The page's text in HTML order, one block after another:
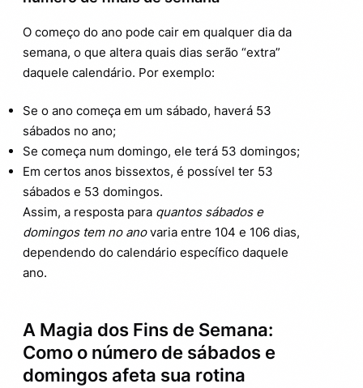
O começo do ano pode cair em qualquer dia da
semana, o que altera quais dias serão “extra”
daquele calendário. Por exemplo:
Se o ano começa em um sábado, haverá 53
sábados no ano;
Se começa num domingo, ele terá 53 domingos;
Em certos anos bissextos, é possível ter 53
sábados e 53 domingos.
Assim, a resposta para quantos sábados e
domingos tem no anovaria entre 104 e 106 dias,
dependendo do calendário específico daquele
ano.
A Magia dos Fins de Semana:
Como o número de sábados e
domingos afeta sua rotina